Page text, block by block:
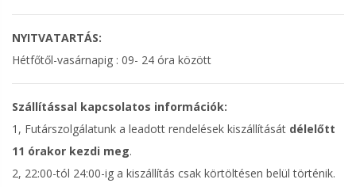
NYITVATARTÁS:
Hétfőtől-vasárnapig : 09- 24 óra között
Szállítással kapcsolatos információk:
1, Futárszolgálatunk a leadott rendelések kiszállítását délelőtt
11 órakor kezdi meg.
2, 22:00-tól 24:00-ig a kiszállítás csak körtöltésen belül történik.